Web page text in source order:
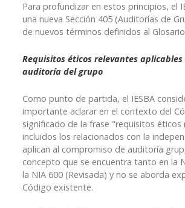
Para profundizar en estos principios, el
una nueva Sección 405 (Auditorías de
de nuevos términos definidos al Glosario
Requisitos éticos relevantes
auditoría del grupo
Como punto de partida, el IESBA
importante aclarar en el contexto del
significado de la frase "requisitos éticos
incluidos los relacionados con la
aplican al compromiso de auditoría
concepto que se encuentra tanto en la
la NIA 600 (Revisada) y no se aborda
Código existente.